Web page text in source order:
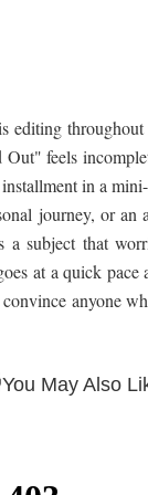
feels
in a
journey, or an
a subject that
at a quick
anyone
May Also